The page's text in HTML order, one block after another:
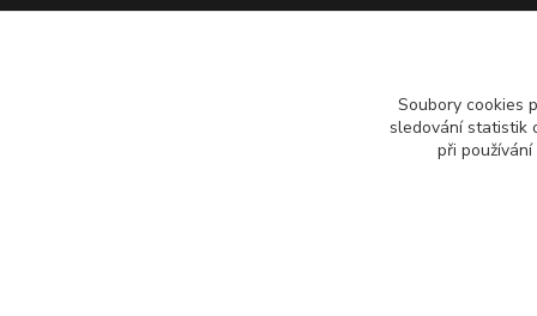
Soubory cookies
sledování statistik
při